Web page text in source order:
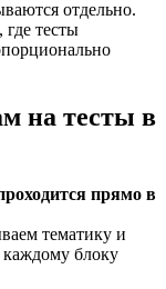
отдельно.
тесты
на тесты в
прямо в
тематику и
каждому блоку